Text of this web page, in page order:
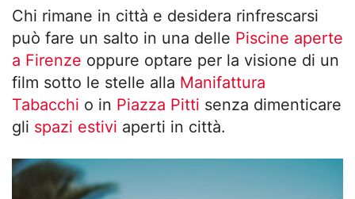
Chi rimane in città e desidera rinfrescarsi
può fare un salto in una delle Piscine aperte
a Firenze oppure optare per la visione di un
film sotto le stelle alla Manifattura
Tabacchi o in Piazza Pitti senza dimenticare
gli spazi estivi aperti in città.